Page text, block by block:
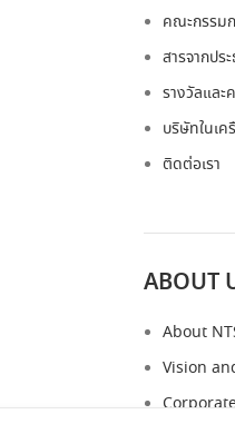
คณะกรรม
สารจากปร
รางวัลและ
บริษัทในเค
ติดต่อเรา
ABOUT
About
Vision